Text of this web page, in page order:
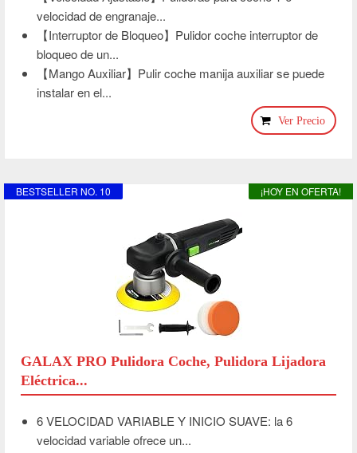
velocidad de engranaje...
【Interruptor de Bloqueo】Pulidor coche interruptor de
bloqueo de un...
【Mango Auxiliar】Pulir coche manija auxiliar se puede
instalar en el...
Ver Precio
¡HOY EN OFERTA!
BESTSELLER NO. 10
GALAX PRO Pulidora Coche, Pulidora Lijadora
Eléctrica...
6 VELOCIDAD VARIABLE Y INICIO SUAVE: la 6
velocidad variable ofrece un...